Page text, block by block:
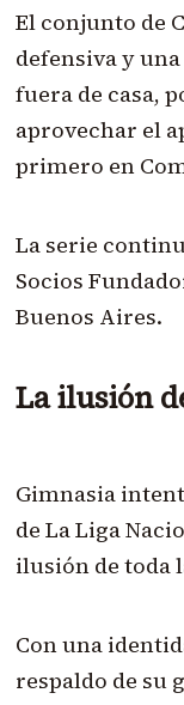
El conjunto de
defensiva y
fuera de casa,
aprovechar el
primero en
La serie
Socios
Buenos Aires.
La ilusión
Gimnasia
de La Liga
ilusión de toda
Con una
respaldo de su